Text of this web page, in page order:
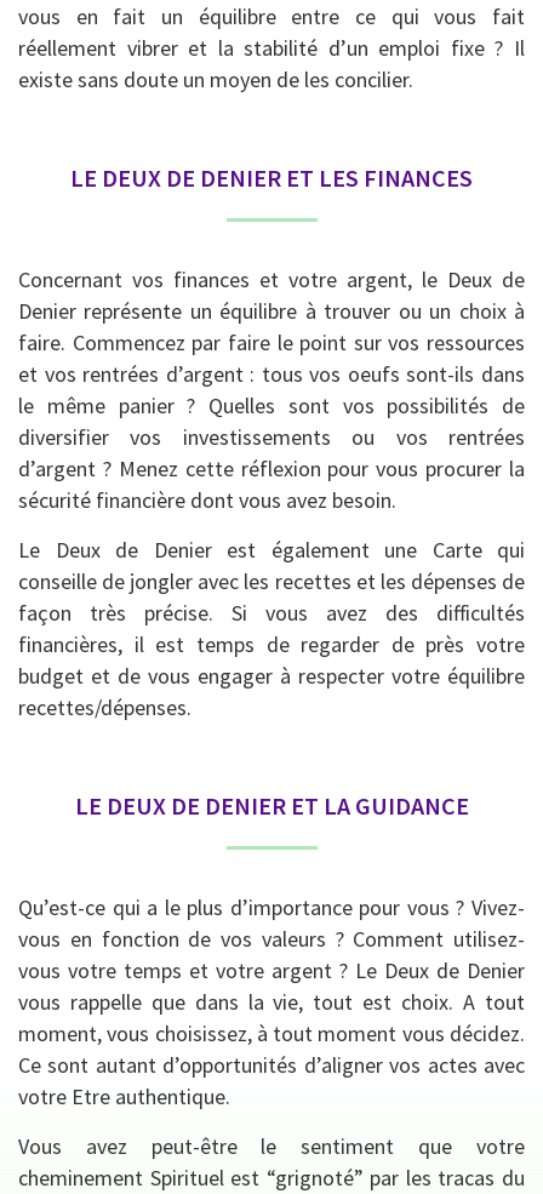
vous en fait un équilibre entre ce qui vous fait
réellement vibrer et la stabilité d’un emploi fixe ? Il
existe sans doute un moyen de les concilier.
LE DEUX DE DENIER ET LES FINANCES
Concernant vos finances et votre argent, le Deux de
Denier représente un équilibre à trouver ou un choix à
faire. Commencez par faire le point sur vos ressources
et vos rentrées d’argent : tous vos oeufs sont-ils dans
le même panier ? Quelles sont vos possibilités de
diversifier vos investissements ou vos rentrées
d’argent ? Menez cette réflexion pour vous procurer la
sécurité financière dont vous avez besoin.
Le Deux de Denier est également une Carte qui
conseille de jongler avec les recettes et les dépenses de
façon très précise. Si vous avez des difficultés
financières, il est temps de regarder de près votre
budget et de vous engager à respecter votre équilibre
recettes/dépenses.
LE DEUX DE DENIER ET LA GUIDANCE
Qu’est-ce qui a le plus d’importance pour vous ? Vivez-
vous en fonction de vos valeurs ? Comment utilisez-
vous votre temps et votre argent ? Le Deux de Denier
vous rappelle que dans la vie, tout est choix. A tout
moment, vous choisissez, à tout moment vous décidez.
Ce sont autant d’opportunités d’aligner vos actes avec
votre Etre authentique.
Vous avez peut-être le sentiment que votre
cheminement Spirituel est “grignoté” par les tracas du